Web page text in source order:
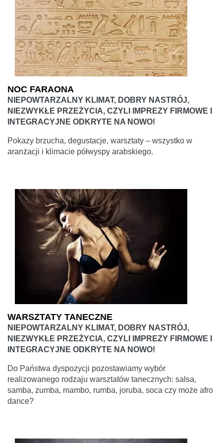
NOC FARAONA
NIEPOWTARZALNY KLIMAT, DOBRY NASTRÓJ,
NIEZWYKŁE PRZEŻYCIA, CZYLI IMPREZY FIRMOWE I
INTEGRACYJNE ODKRYTE NA NOWO!
Pokazy brzucha, degustacje, warsztaty – wszystko w
aranżacji i klimacie półwyspy arabskiego.
WARSZTATY TANECZNE
NIEPOWTARZALNY KLIMAT, DOBRY NASTRÓJ,
NIEZWYKŁE PRZEŻYCIA, CZYLI IMPREZY FIRMOWE I
INTEGRACYJNE ODKRYTE NA NOWO!
Do Państwa dyspozycji pozostawiamy wybór
realizowanego rodzaju warsztatów tanecznych: salsa,
samba, zumba, mambo, rumba, joruba, soca czy może afro
dance?